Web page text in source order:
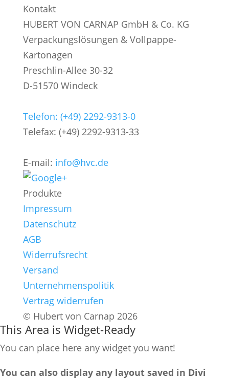
Kontakt
HUBERT VON CARNAP GmbH & Co. KG
Verpackungslösungen & Vollpappe-
Kartonagen
Preschlin-Allee 30-32
D-51570 Windeck
Telefon: (+49) 2292-9313-0
Telefax: (+49) 2292-9313-33
E-mail: info@hvc.de
Produkte
Impressum
Datenschutz
AGB
Widerrufsrecht
Versand
Unternehmenspolitik
Vertrag widerrufen
© Hubert von Carnap 2026
This Area is Widget-Ready
You can place here any widget you want!
You can also display any layout saved in Divi